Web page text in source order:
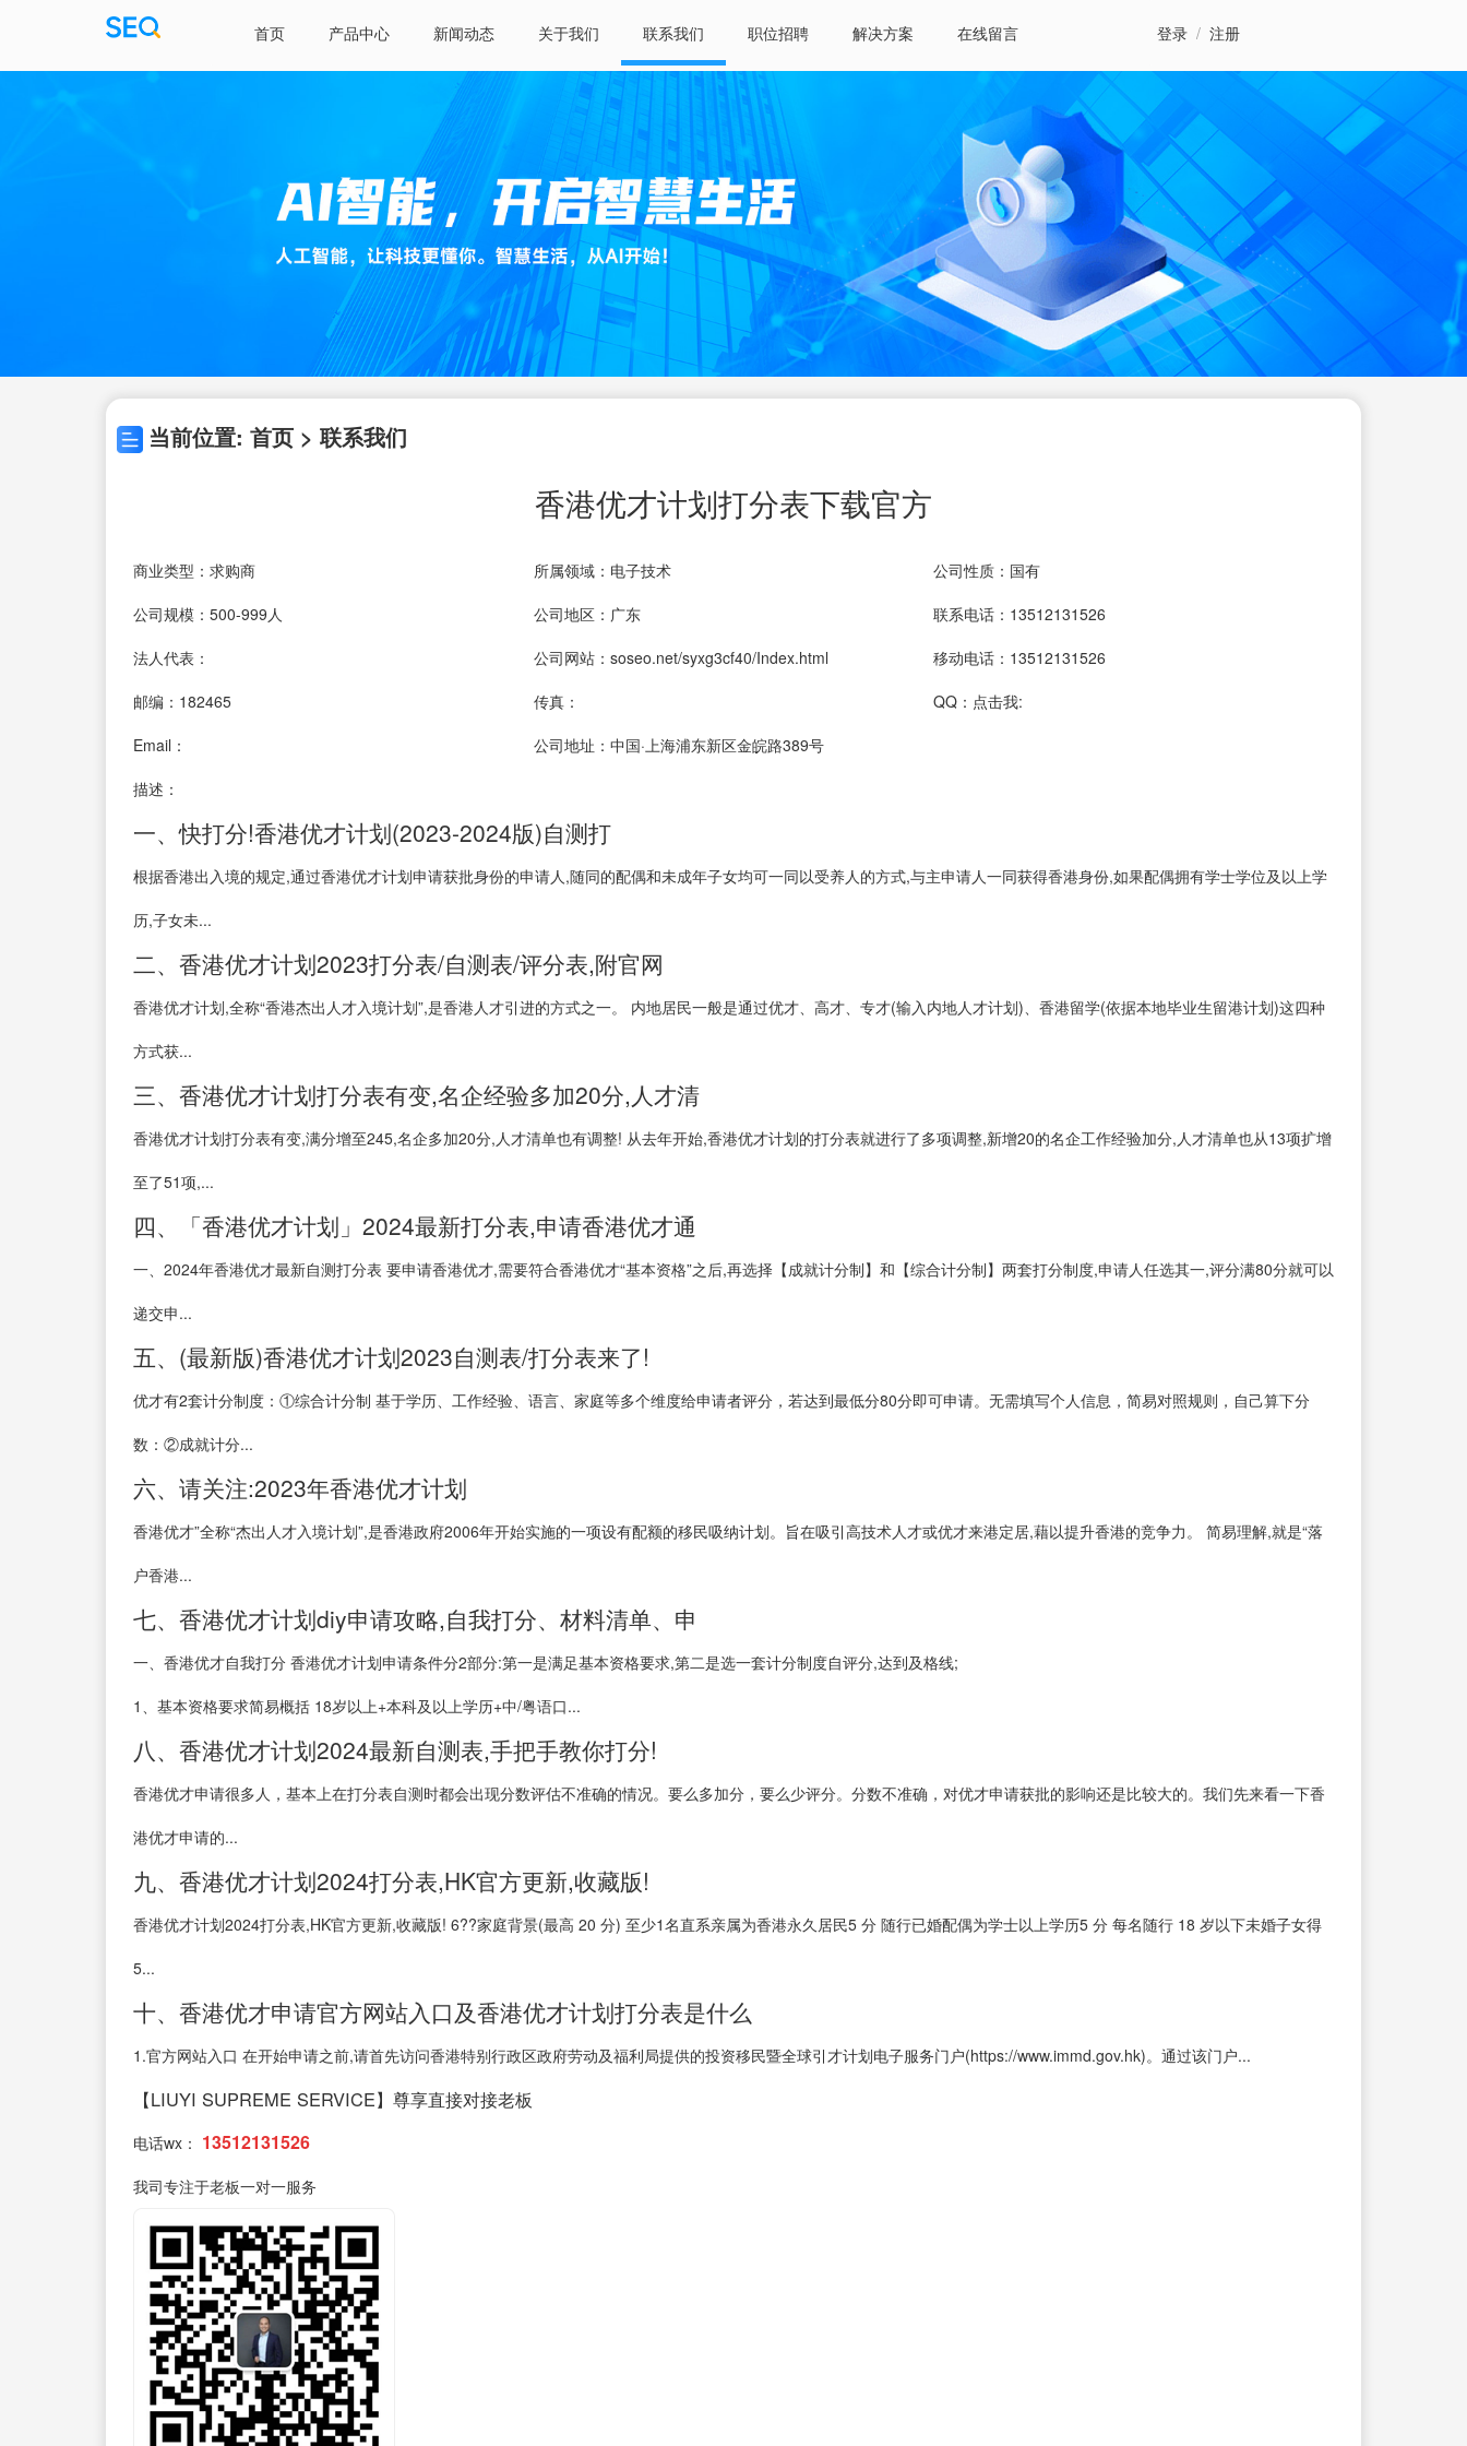
首页 产品中心 新闻动态 关于我们 联系我们 职位招聘 解决方案 在线留言 登录 / 注册
当前位置: 首页 > 联系我们
香港优才计划打分表下载官方
商业类型：求购商 所属领域：电子技术
公司性质：国有
公司规模：500-999人
公司地区：广东
联系电话：13512131526
法人代表：
公司网站：soseo.net/syxg3cf40/Index.html
移动电话：13512131526
邮编：182465
传真： QQ： 点击我:
Email：
公司地址：中国·上海浦东新区金皖路389号
描述：
一、快打分!香港优才计划(2023-2024版)自测打
根据香港出入境的规定,通过香港优才计划申请获批身份的申请人,随同的配偶和未成年子女均可一同以受养人的方式,与主申请人一同获得香港身份,如果配偶拥有学士学位及以上学
历,子女未...
二、香港优才计划2023打分表/自测表/评分表,附官网
香港优才计划,全称“香港杰出人才入境计划”,是香港人才引进的方式之一。 内地居民一般是通过优才、高才、专才(输入内地人才计划)、香港留学(依据本地毕业生留港计划)这四种
方式获...
三、香港优才计划打分表有变,名企经验多加20分,人才清
香港优才计划打分表有变,满分增至245,名企多加20分,人才清单也有调整! 从去年开始,香港优才计划的打分表就进行了多项调整,新增20的名企工作经验加分,人才清单也从13项扩增
至了51项,...
四、「香港优才计划」2024最新打分表,申请香港优才通
一、2024年香港优才最新自测打分表 要申请香港优才,需要符合香港优才“基本资格”之后,再选择【成就计分制】和【综合计分制】两套打分制度,申请人任选其一,评分满80分就可以
递交申...
五、(最新版)香港优才计划2023自测表/打分表来了!
优才有2套计分制度：①综合计分制 基于学历、工作经验、语言、家庭等多个维度给申请者评分，若达到最低分80分即可申请。无需填写个人信息，简易对照规则，自己算下分
数：②成就计分...
六、请关注:2023年香港优才计划
香港优才”全称“杰出人才入境计划”,是香港政府2006年开始实施的一项设有配额的移民吸纳计划。旨在吸引高技术人才或优才来港定居,藉以提升香港的竞争力。 简易理解,就是“落
户香港...
七、香港优才计划diy申请攻略,自我打分、材料清单、申
一、香港优才自我打分 香港优才计划申请条件分2部分:第一是满足基本资格要求,第二是选一套计分制度自评分,达到及格线;
1、基本资格要求简易概括 18岁以上+本科及以上学历+中/粤语口...
八、香港优才计划2024最新自测表,手把手教你打分!
香港优才申请很多人，基本上在打分表自测时都会出现分数评估不准确的情况。要么多加分，要么少评分。分数不准确，对优才申请获批的影响还是比较大的。我们先来看一下香
港优才申请的...
九、香港优才计划2024打分表,HK官方更新,收藏版!
香港优才计划2024打分表,HK官方更新,收藏版! 6??家庭背景(最高 20 分) 至少1名直系亲属为香港永久居民5 分 随行已婚配偶为学士以上学历5 分 每名随行 18 岁以下未婚子女得
5...
十、香港优才申请官方网站入口及香港优才计划打分表是什么
1.官方网站入口 在开始申请之前,请首先访问香港特别行政区政府劳动及福利局提供的投资移民暨全球引才计划电子服务门户(https://www.immd.gov.hk)。通过该门户...
【LIUYI SUPREME SERVICE】尊享直接对接老板
电话wx： 13512131526
我司专注于老板一对一服务